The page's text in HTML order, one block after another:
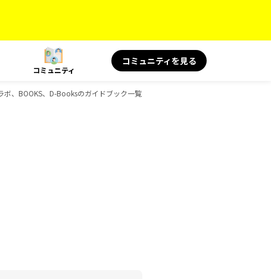
コミュニティ
コミュニティを見る
、BOOKS、D-Booksのガイドブック一覧